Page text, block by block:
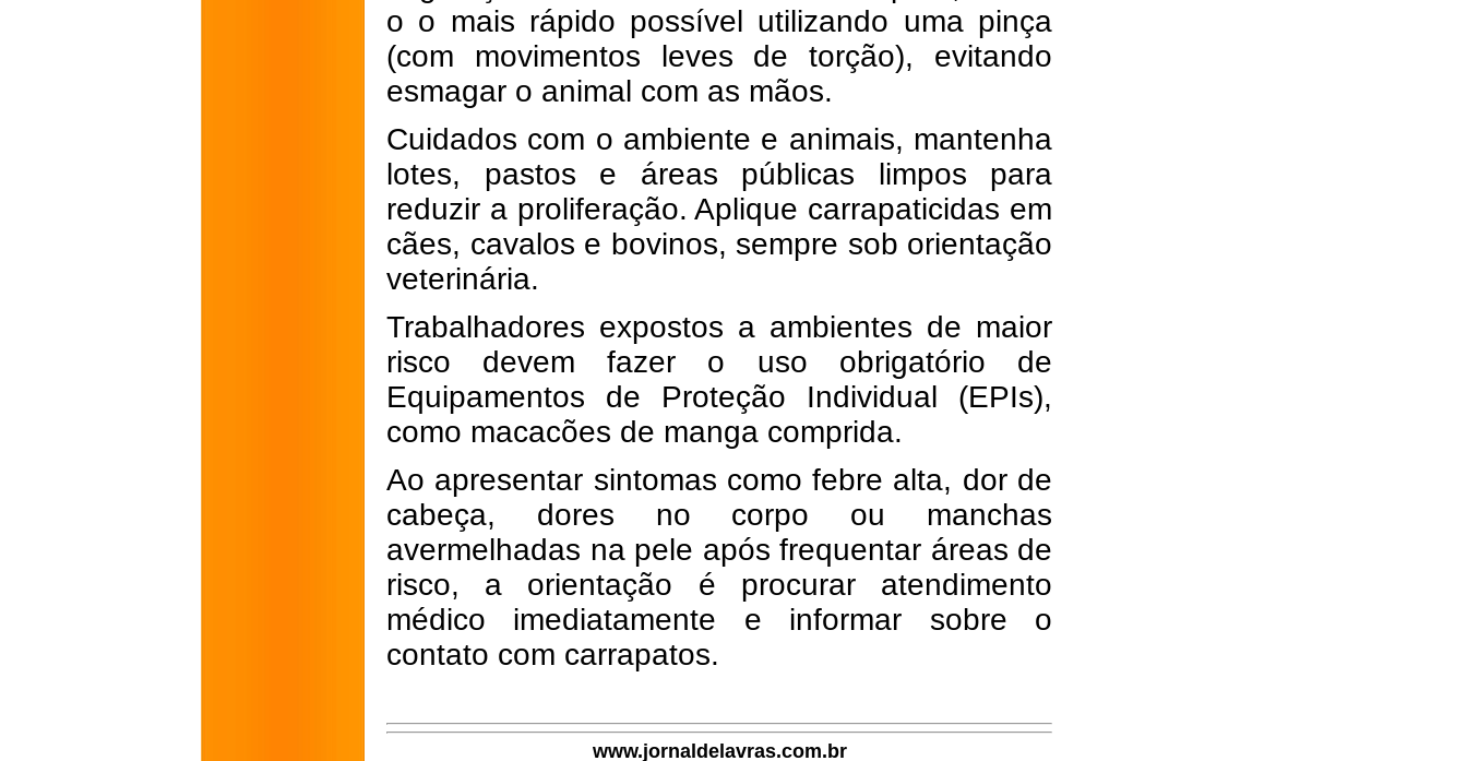
o o mais rápido possível utilizando uma pinça
(com movimentos leves de torção), evitando
esmagar o animal com as mãos.
Cuidados com o ambiente e animais, mantenha
lotes, pastos e áreas públicas limpos para
reduzir a proliferação. Aplique carrapaticidas em
cães, cavalos e bovinos, sempre sob orientação
veterinária.
Trabalhadores expostos a ambientes de maior
risco devem fazer o uso obrigatório de
Equipamentos de Proteção Individual (EPIs),
como macacões de manga comprida.
Ao apresentar sintomas como febre alta, dor de
cabeça, dores no corpo ou manchas
avermelhadas na pele após frequentar áreas de
risco, a orientação é procurar atendimento
médico imediatamente e informar sobre o
contato com carrapatos.
www.jornaldelavras.com.br